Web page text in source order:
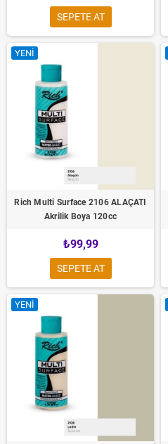
SEPETE AT
YENI
Rich Multi Surface 2106 ALAÇATI
Akrilik Boya 120cc
₺99,99
SEPETE AT
YENI